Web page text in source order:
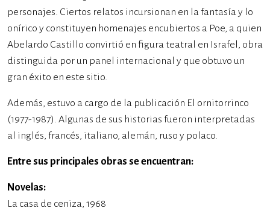
personajes. Ciertos relatos incursionan en la fantasía y lo
onírico y constituyen homenajes encubiertos a Poe, a quien
Abelardo Castillo convirtió en figura teatral en Israfel, obra
distinguida por un panel internacional y que obtuvo un
gran éxito en este sitio.
Además, estuvo a cargo de la publicación El ornitorrinco
(1977-1987). Algunas de sus historias fueron interpretadas
al inglés, francés, italiano, alemán, ruso y polaco.
Entre sus principales obras se encuentran:
Novelas:
La casa de ceniza, 1968